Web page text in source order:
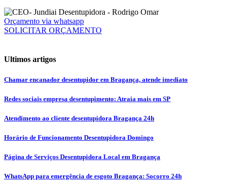
Orçamento via whatsapp
SOLICITAR ORÇAMENTO
Ultimos artigos
Chamar encanador desentupidor em Bragança, atende imediato
Redes sociais empresa desentupimento: Atraia mais em SP
Atendimento ao cliente desentupidora Bragança 24h
Horário de Funcionamento Desentupidora Domingo
Página de Serviços Desentupidora Local em Bragança
WhatsApp para emergência de esgoto Bragança: Socorro 24h